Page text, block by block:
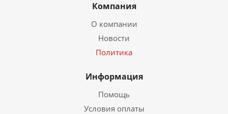
Компания
О компании
Новости
Политика
Информация
Помощь
Условия оплаты